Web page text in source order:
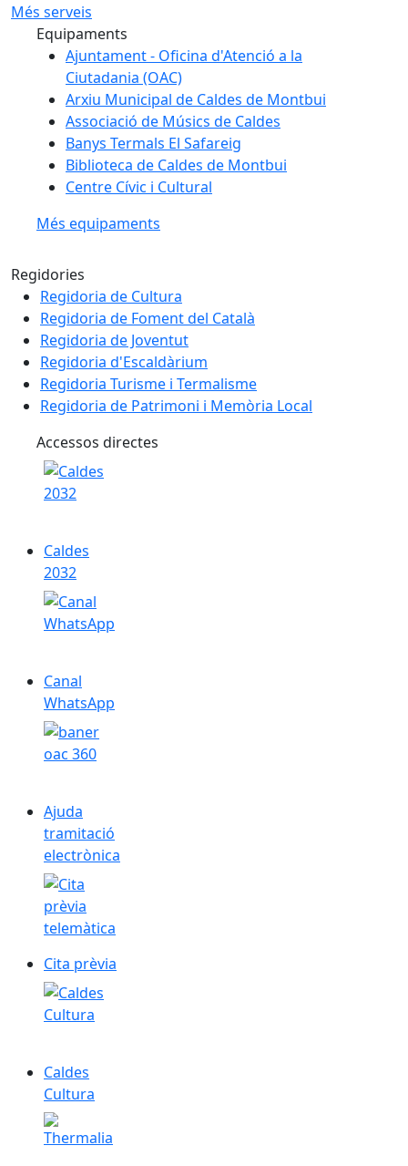
Més serveis
Equipaments
Ajuntament - Oficina d'Atenció a la
Ciutadania (OAC)
Arxiu Municipal de Caldes de Montbui
Associació de Músics de Caldes
Banys Termals El Safareig
Biblioteca de Caldes de Montbui
Centre Cívic i Cultural
Més equipaments
Regidories
Regidoria de Cultura
Regidoria de Foment del Català
Regidoria de Joventut
Regidoria d'Escaldàrium
Regidoria Turisme i Termalisme
Regidoria de Patrimoni i Memòria Local
Accessos directes
Caldes 2032
Caldes
2032
Canal WhatsApp
Canal
WhatsApp
Ajuda tramitació electrònica
Ajuda
tramitació
electrònica
Cita prèvia
Cita prèvia
Caldes Cultura
Caldes
Cultura
Thermalia